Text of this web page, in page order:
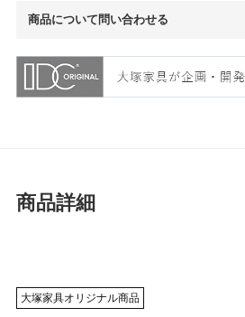
商品について問い合わせる
商品詳細
大塚家具オリジナル商品